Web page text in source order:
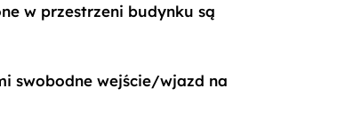
w przestrzeni budynku są
swobodne wejście/wjazd na